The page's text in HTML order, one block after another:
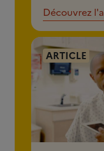
Découvrez
ARTICLE